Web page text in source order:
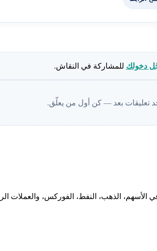
دخولك للمشاركة في النقاش.
تعليقات بعد — كن أول من يعلّق.
الأسهم، الذهب، النفط، الفوركس، والعملات